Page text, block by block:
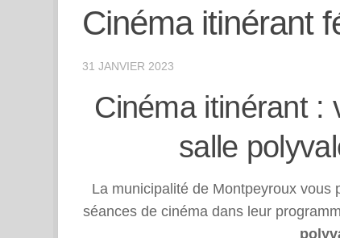
Cinéma itinérant
31 JANVIER 2023
Cinéma itinérant :
salle
La municipalité de Montpeyroux vous
séances de cinéma dans leur